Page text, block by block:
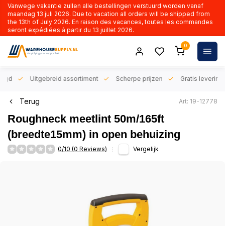
Vanwege vakantie zullen alle bestellingen verstuurd worden vanaf
maandag 13 juli 2026. Due to vacation all orders will be shipped from
the 13th of July 2026. En raison des vacances, toutes les commandes
seront expédiées à partir du 13 juillet 2026.
0
Uitgebreid assortiment Scherpe prijzen Gratis levering
Terug Art: 19-12778
Roughneck meetlint 50m/165ft
(breedte15mm) in open behuizing
0/10 (0 Reviews) Vergelijk